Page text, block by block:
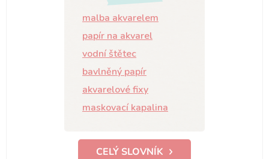
malba akvarelem
papír na akvarel
vodní štětec
bavlněný papír
akvarelové fixy
maskovací kapalina
CELÝ SLOVNÍK